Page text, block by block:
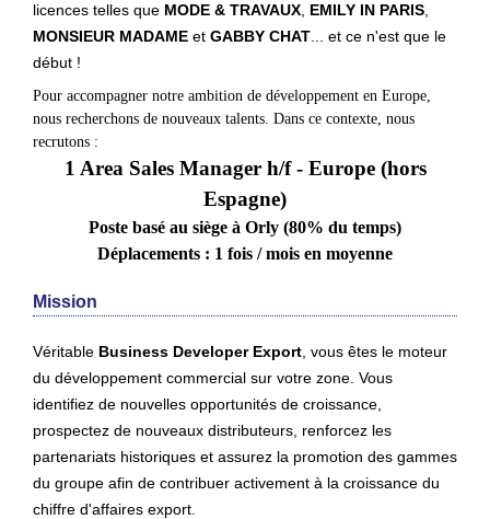
licences telles que MODE & TRAVAUX EMILY IN PARIS
MONSIEUR MADAME et GABBY CHAT ... et ce n'est que le
début !
Pour accompagner notre ambition de développement en Europe,
nous recherchons de nouveaux talents. Dans ce contexte, nous
recrutons :
1 Area Sales Manager h/f - Europe (hors
Espagne)
Poste basé au siège à Orly (80% du temps)
Déplacements : 1 fois / mois en moyenne
Mission
Véritable Business Developer Export , vous êtes le moteur
du développement commercial sur votre zone. Vous
identifiez de nouvelles opportunités de croissance,
prospectez de nouveaux distributeurs, renforcez les
partenariats historiques et assurez la promotion des gammes
du groupe afin de contribuer activement à la croissance du
chiffre d'affaires export.